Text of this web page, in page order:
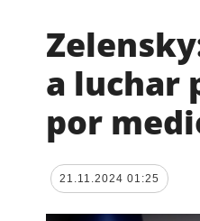
de
a luchar
por
21.11.2024 01:25